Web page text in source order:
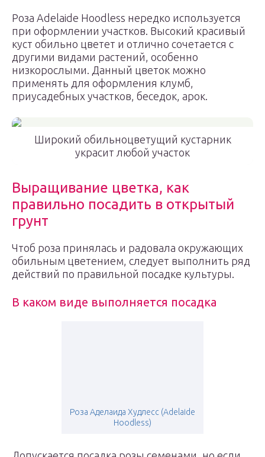
Роза Аdelaide Hoodless нередко используется
при оформлении участков. Высокий красивый
куст обильно цветет и отлично сочетается с
другими видами растений, особенно
низкорослыми. Данный цветок можно
применять для оформления клумб,
приусадебных участков, беседок, арок.
Широкий обильноцветущий кустарник
украсит любой участок
Выращивание цветка, как
правильно посадить в открытый
грунт
Чтоб роза принялась и радовала окружающих
обильным цветением, следует выполнить ряд
действий по правильной посадке культуры.
В каком виде выполняется посадка
Роза Аделаида Худлесс (Adelaide
Hoodless)